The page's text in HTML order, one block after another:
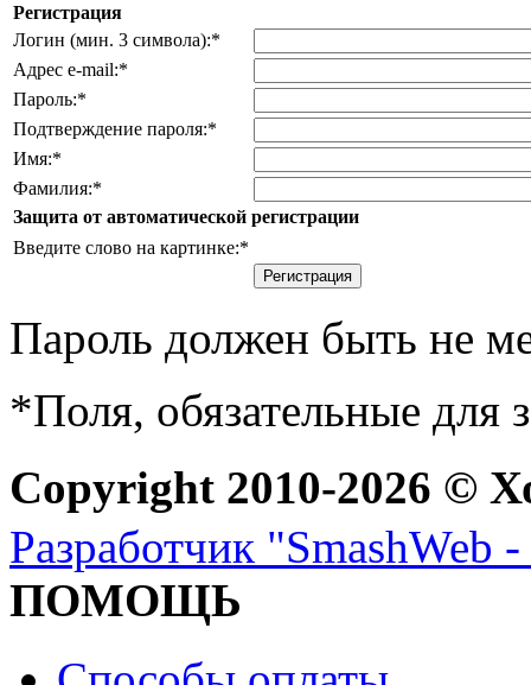
Регистрация
Логин (мин. 3 символа):*
Адрес e-mail:*
Пароль:*
Подтверждение пароля:*
Имя:*
Фамилия:*
Защита от автоматической регистрации
Введите слово на картинке:*
Пароль должен быть не
*Поля, обязательные для
Copyright 2010-2026 ©
Разработчик "SmashWeb
ПОМОЩЬ